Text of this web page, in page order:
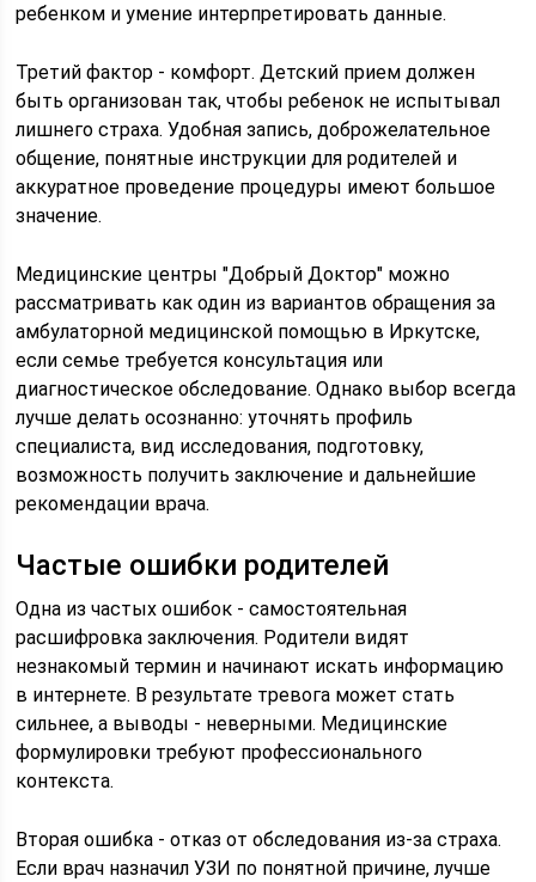
ребенком и умение интерпретировать данные.
Третий фактор - комфорт. Детский прием должен
быть организован так, чтобы ребенок не испытывал
лишнего страха. Удобная запись, доброжелательное
общение, понятные инструкции для родителей и
аккуратное проведение процедуры имеют большое
значение.
Медицинские центры "Добрый Доктор" можно
рассматривать как один из вариантов обращения за
амбулаторной медицинской помощью в Иркутске,
если семье требуется консультация или
диагностическое обследование. Однако выбор всегда
лучше делать осознанно: уточнять профиль
специалиста, вид исследования, подготовку,
возможность получить заключение и дальнейшие
рекомендации врача.
Частые ошибки родителей
Одна из частых ошибок - самостоятельная
расшифровка заключения. Родители видят
незнакомый термин и начинают искать информацию
в интернете. В результате тревога может стать
сильнее, а выводы - неверными. Медицинские
формулировки требуют профессионального
контекста.
Вторая ошибка - отказ от обследования из-за страха.
Если врач назначил УЗИ по понятной причине, лучше